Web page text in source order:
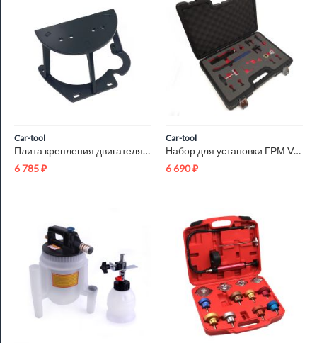
Car-tool
Плита крепления двигателя BMW 11 8 540 Car-Tool CT-U0113
6 785₽
Car-tool
Набор для установки ГРМ VAG FSI, TSI, TFSI 1.8, 2.0 L Car-Too...
6 690₽